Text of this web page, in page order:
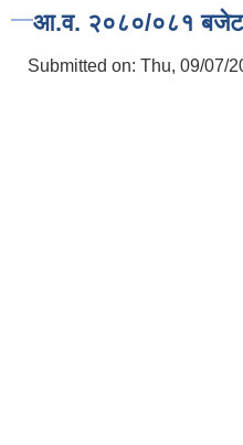
आ.व. २०८०/०८१ बजेट
Submitted on: Thu, 09/07/